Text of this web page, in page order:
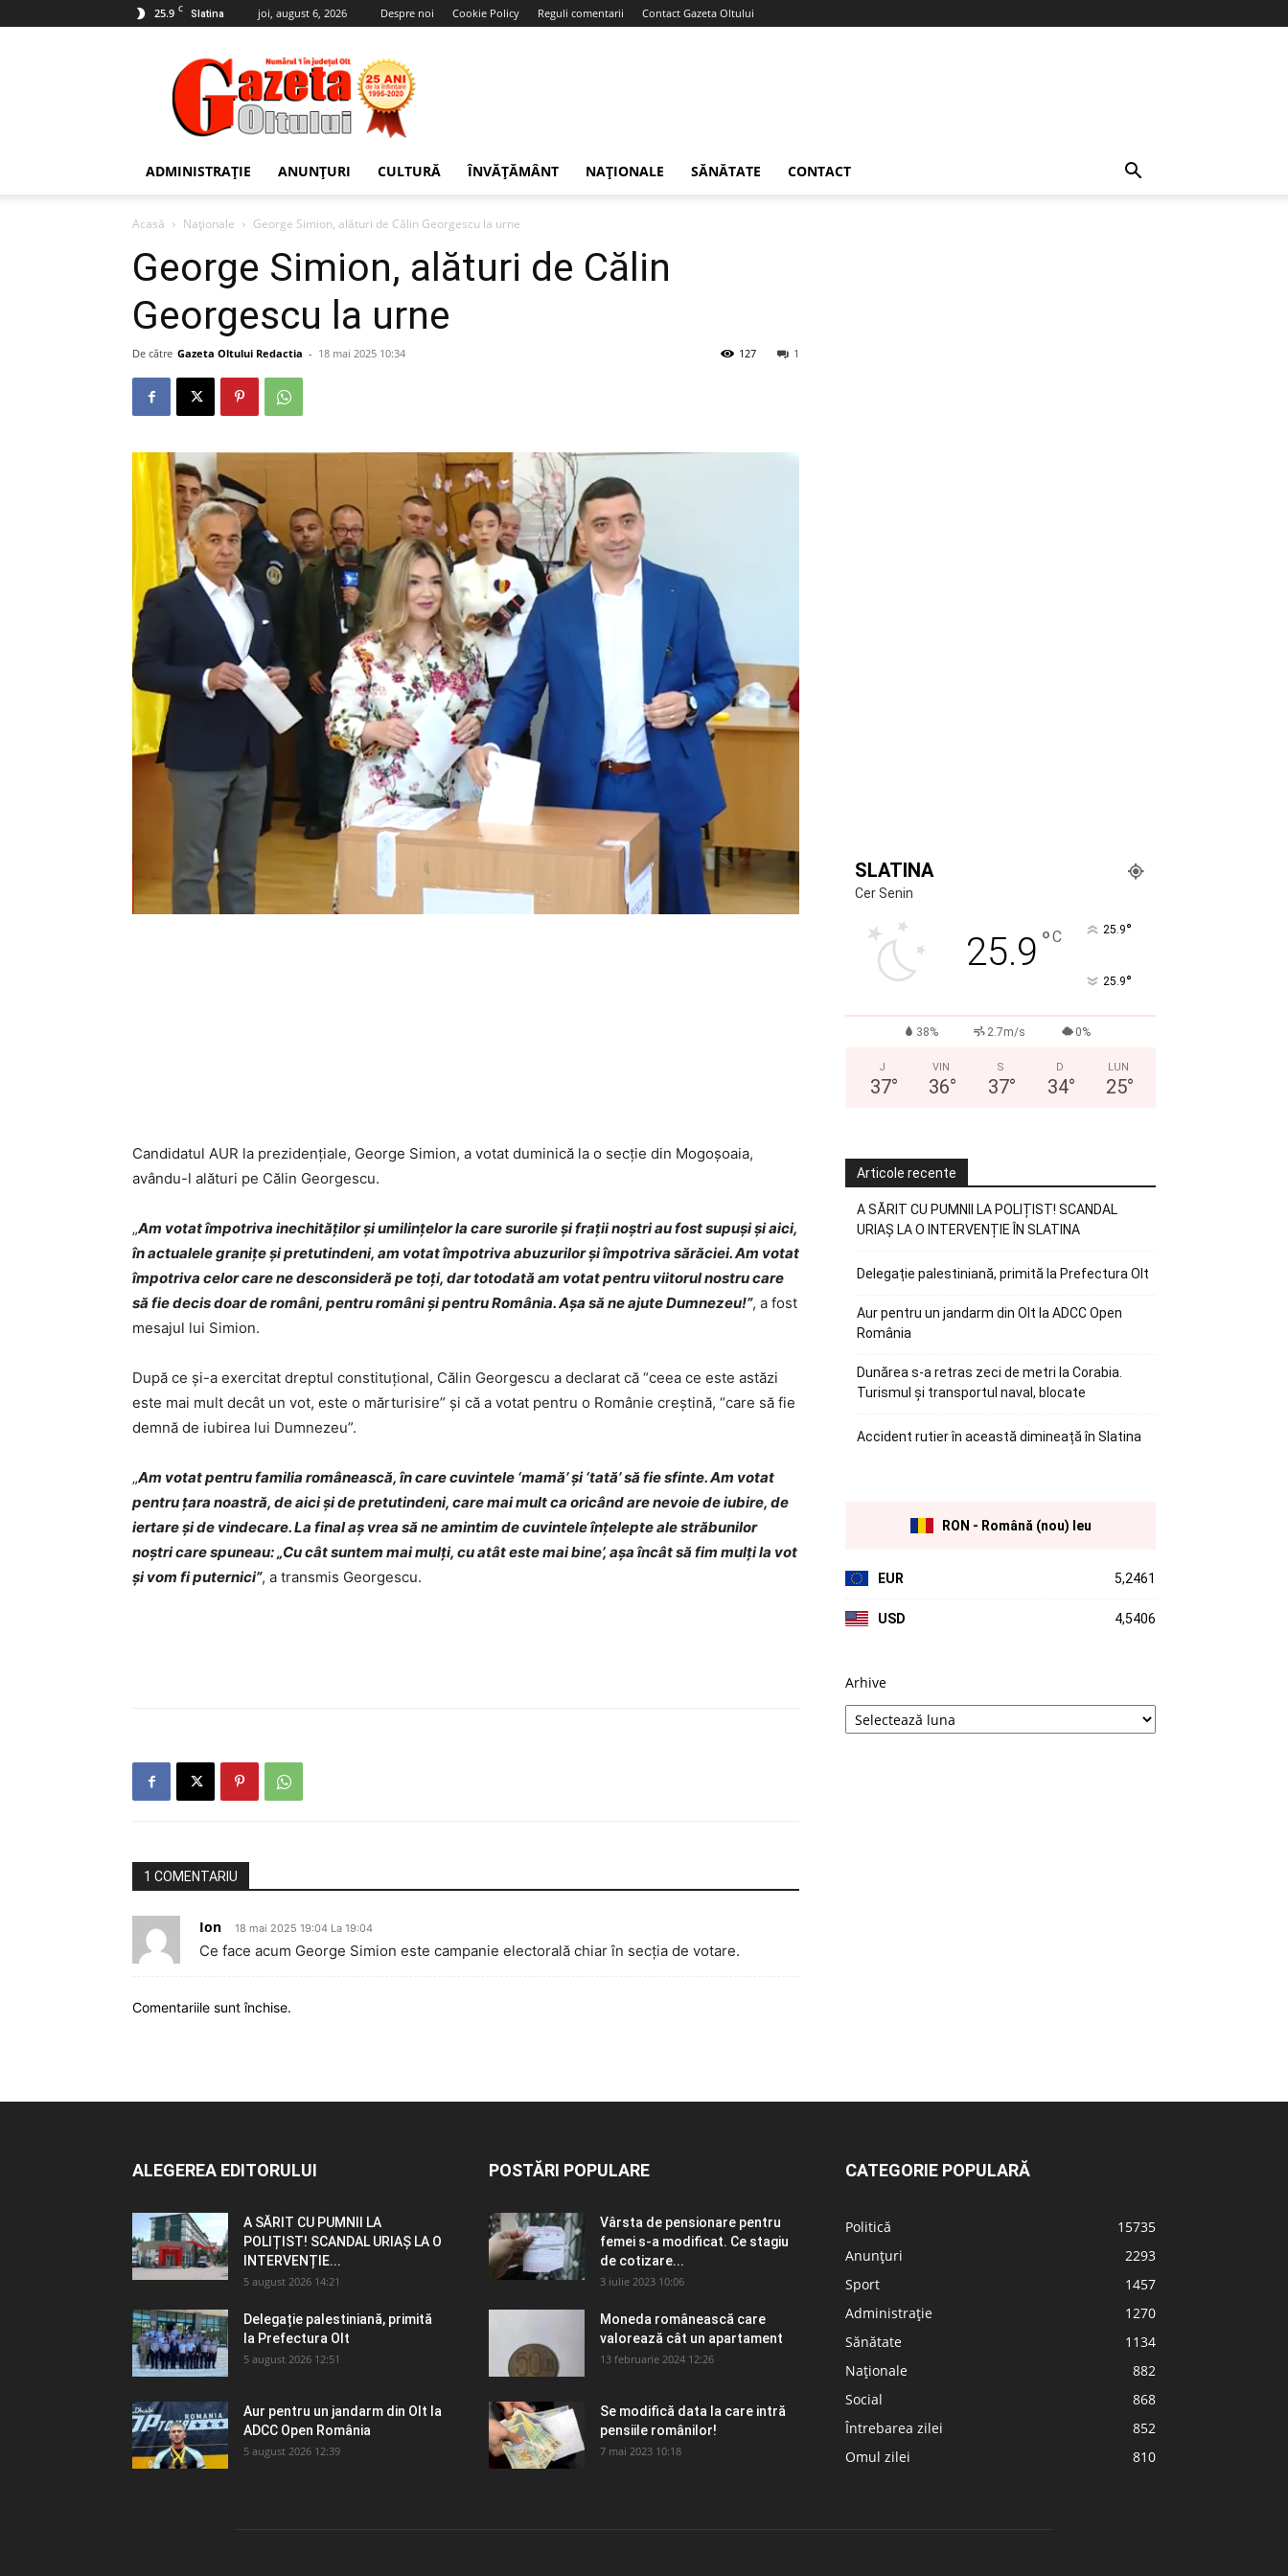
25.9 C Slatina joi, august 6, 2026 Despre noi Cookie Policy Reguli comentarii Contact Gazeta Oltului
Gazeta
Oltului
ADMINISTRAȚIE ANUNȚURI CULTURĂ ÎNVĂȚĂMÂNT NAȚIONALE SĂNĂTATE CONTACT
Acasă Naționale George Simion, alături de Călin Georgescu la urne
George Simion, alături de Călin
Georgescu la urne
De către Gazeta Oltului Redactia - 18 mai 2025 10:34 1
127
Candidatul AUR la prezidenţiale, George Simion, a votat duminică la o secţie din Mogoşoaia,
avându-l alături pe Călin Georgescu.
„Am votat împotriva inechităţilor şi umilinţelor la care surorile şi fraţii noştri au fost supuşi şi aici,
în actualele graniţe şi pretutindeni, am votat împotriva abuzurilor şi împotriva sărăciei. Am votat
împotriva celor care ne desconsideră pe toţi, dar totodată am votat pentru viitorul nostru care
să fie decis doar de români, pentru români şi pentru România. Aşa să ne ajute Dumnezeu!”, a fost
mesajul lui Simion.
După ce şi-a exercitat dreptul constituţional, Călin Georgescu a declarat că “ceea ce este astăzi
este mai mult decât un vot, este o mărturisire” şi că a votat pentru o Românie creştină, “care să fie
demnă de iubirea lui Dumnezeu”.
„Am votat pentru familia românească, în care cuvintele ‘mamă’ şi ‘tată’ să fie sfinte. Am votat
pentru ţara noastră, de aici şi de pretutindeni, care mai mult ca oricând are nevoie de iubire, de
iertare şi de vindecare. La final aş vrea să ne amintim de cuvintele înţelepte ale străbunilor
noştri care spuneau: „Cu cât suntem mai mulţi, cu atât este mai bine’, aşa încât să fim mulţi la vot
şi vom fi puternici”, a transmis Georgescu.
1 COMENTARIU
Ion 18 mai 2025 19:04 La 19:04
Ce face acum George Simion este campanie electorală chiar în secția de votare.
Comentariile sunt închise.
SLATINA
Cer Senin
25.9 °C 25.9°
25.9°
38% 2.7m/s 0%
J
37°
VIN
36°
S
37°
D
34°
LUN
25°
Articole recente
A SĂRIT CU PUMNII LA POLIȚIST! SCANDAL
URIAȘ LA O INTERVENȚIE ÎN SLATINA
Delegație palestiniană, primită la Prefectura Olt
Aur pentru un jandarm din Olt la ADCC Open
România
Dunărea s-a retras zeci de metri la Corabia.
Turismul și transportul naval, blocate
Accident rutier în această dimineață în Slatina
RON - Română (nou) leu
EUR 5,2461
USD 4,5406
Arhive
ALEGEREA EDITORULUI
A SĂRIT CU PUMNII LA
POLIȚIST! SCANDAL URIAȘ LA O
INTERVENȚIE...
5 august 2026 14:21
Delegație palestiniană, primită
la Prefectura Olt
5 august 2026 12:51
Aur pentru un jandarm din Olt la
ADCC Open România
5 august 2026 12:39
POSTĂRI POPULARE
Vârsta de pensionare pentru
femei s-a modificat. Ce stagiu
de cotizare...
3 iulie 2023 10:06
Moneda românească care
valorează cât un apartament
13 februarie 2024 12:26
Se modifică data la care intră
pensiile românilor!
7 mai 2023 10:18
CATEGORIE POPULARĂ
Politică
15735
Anunțuri
2293
Sport
1457
Administrație
1270
Sănătate
1134
Naționale
882
Social
868
Întrebarea zilei
852
Omul zilei
810